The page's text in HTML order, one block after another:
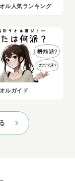
ル人気ランキング
ルガイド